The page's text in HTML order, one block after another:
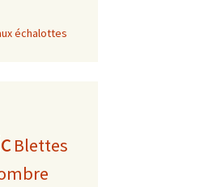
Décembre
Octobre
Octobre
Novembre
échalottes
Blettes